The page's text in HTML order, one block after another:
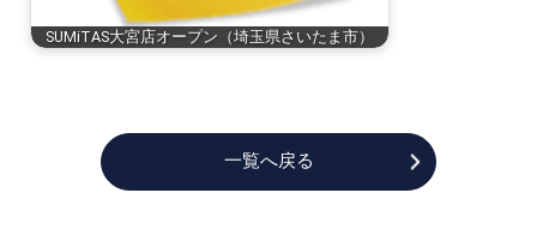
SUMiTAS大宮店オープン（埼玉県さいたま市）
一覧へ戻る